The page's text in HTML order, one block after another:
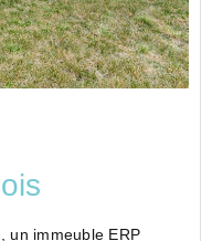
un immeuble ERP